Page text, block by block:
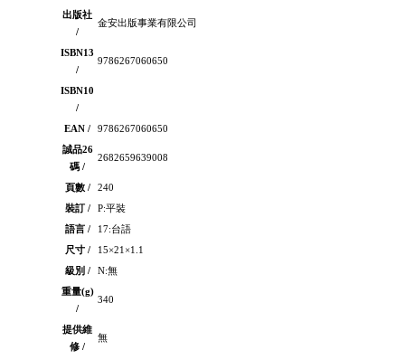
出版社
/
金安出版事業有限公司
ISBN13
/
9786267060650
ISBN10
/
EAN /
9786267060650
誠品26
碼 /
2682659639008
頁數 /
240
裝訂 /
P:平裝
語言 /
17:台語
尺寸 /
15×21×1.1
級別 /
N:無
重量(g)
/
340
提供維
修 /
無